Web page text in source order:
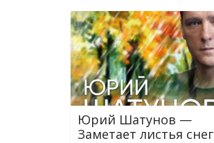
Юрий Шатунов —
Заметает листья снег